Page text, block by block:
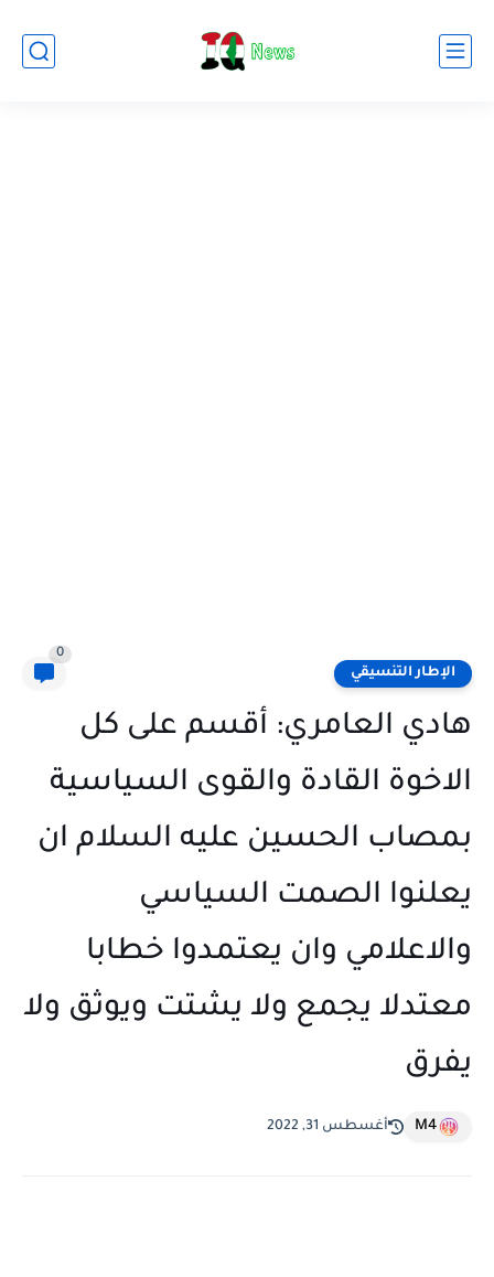
الإطار التنسيقي
0
هادي العامري: أقسم على كل
الاخوة القادة والقوى السياسية
بمصاب الحسين عليه السلام ان
يعلنوا الصمت السياسي
والاعلامي وان يعتمدوا خطابا
معتدلا يجمع ولا يشتت ويوثق ولا
يفرق
M4 أغسطس 31, 2022